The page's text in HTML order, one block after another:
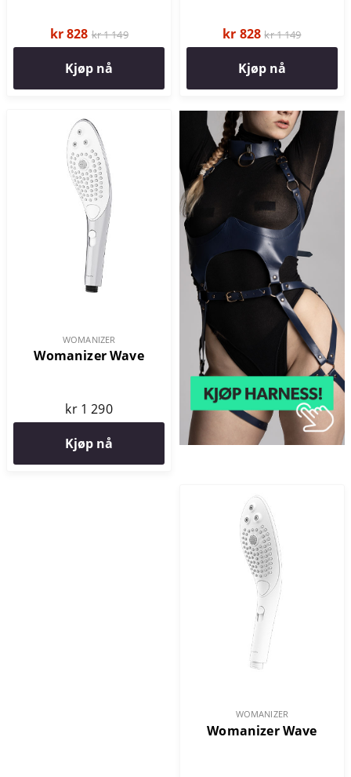
kr 828 kr 1 149
Kjøp nå
kr 828 kr 1 149
Kjøp nå
WOMANIZER
Womanizer Wave
kr 1 290
Kjøp nå
WOMANIZER
Womanizer Wave